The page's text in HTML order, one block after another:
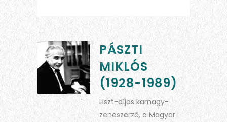
PÁSZTI
MIKLÓS
(1928-1989)
Liszt-díjas karnagy-
zeneszerző, a Magyar